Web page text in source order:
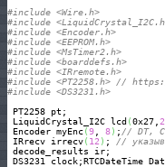
#include <Wire.h>
#include
#include <Encoder.h>
#include <EEPROM.h>
#include <MsTimer2.h>
#include <boarddefs.h>
#include <IRremote.h>
#include <PT2258.h> //
#include <DS3231.h>
PT2258 pt;
LiquidCrystal_I2C lcd (0x27,
Encoder myEnc(9 8) ; // DT,
IRrecv irrecv( 12 ) ; //
decode_results ir;
DS3231 clock;RTCDateTime